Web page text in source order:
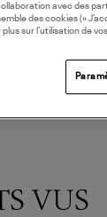
VUS
avec des
des cookies («
plus sur l’utilisation de